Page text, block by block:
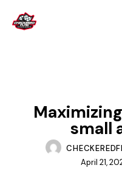
small
April 21,